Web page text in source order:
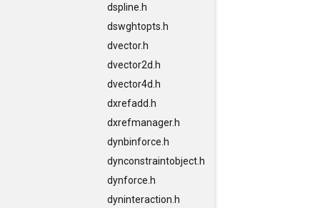
dspline.h
dswghtopts.h
dvector.h
dvector2d.h
dvector4d.h
dxrefadd.h
dxrefmanager.h
dynbinforce.h
dynconstraintobject.h
dynforce.h
dyninteraction.h